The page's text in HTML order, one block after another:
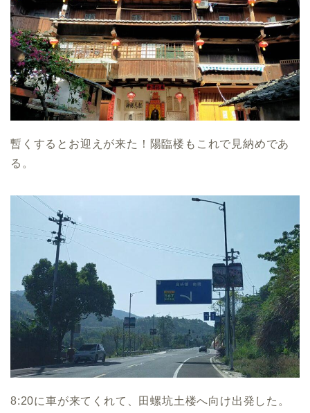
暫くするとお迎えが来た！陽臨楼もこれで見納めであ
る。
8:20に車が来てくれて、田螺坑土楼へ向け出発した。